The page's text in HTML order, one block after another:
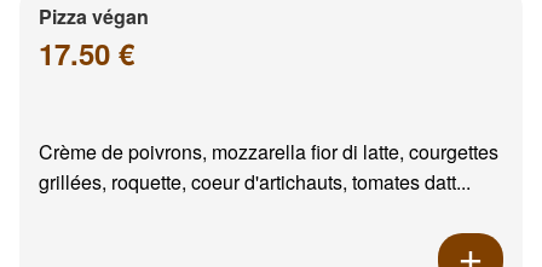
Pizza végan
17.50 €
Crème de poivrons, mozzarella fior di latte, courgettes
grillées, roquette, coeur d'artichauts, tomates datt...